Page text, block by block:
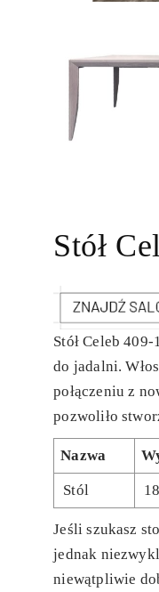
Stół
Stół Celeb
do jadalni.
połączeniu z
pozwoliło
Nazwa
Stól
Jeśli szukasz
jednak
niewątpliwie